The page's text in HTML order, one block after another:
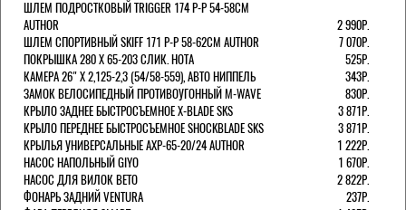
ШЛЕМ ПОДРОСТКОВЫЙ TRIGGER 174 Р-Р 54-58СМ
AUTHOR
2 990Р.
ШЛЕМ СПОРТИВНЫЙ SKIFF 171 Р-Р 58-62СМ AUTHOR
7 070Р.
ПОКРЫШКА 280 X 65-203 СЛИК. HOTA
525Р.
КАМЕРА 26" X 2,125-2,3 (54/58-559), АВТО НИППЕЛЬ
343Р.
ЗАМОК ВЕЛОСИПЕДНЫЙ ПРОТИВОУГОННЫЙ M-WAVE
830Р.
КРЫЛО ЗАДНЕЕ БЫСТРОСЪЕМНОЕ X-BLADE SKS
3 871Р.
КРЫЛО ПЕРЕДНЕЕ БЫСТРОСЪЕМНОЕ SHOCKBLADE SKS
3 871Р.
КРЫЛЬЯ УНИВЕРСАЛЬНЫЕ AXP-65-20/24 AUTHOR
1 222Р.
НАСОС НАПОЛЬНЫЙ GIYO
1 670Р.
НАСОС ДЛЯ ВИЛОК ВЕТО
2 822Р.
ФОНАРЬ ЗАДНИЙ VENTURA
237Р.